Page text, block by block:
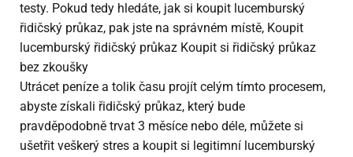
testy. Pokud tedy hledáte, jak si koupit lucemburský
řidičský průkaz, pak jste na správném místě, Koupit
lucemburský řidičský průkaz Koupit si řidičský průkaz
bez zkoušky
Utrácet peníze a tolik času projít celým tímto procesem,
abyste získali řidičský průkaz, který bude
pravděpodobně trvat 3 měsíce nebo déle, můžete si
ušetřit veškerý stres a koupit si legitimní lucemburský